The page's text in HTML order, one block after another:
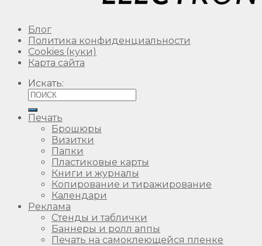
Блог
Политика конфиденциальности
Сookies (куки)
Карта сайта
Искать:
Печать
Брошюры
Визитки
Папки
Пластиковые карты
Книги и журналы
Копирование и тиражирование
Календари
Реклама
Стенды и таблички
Баннеры и ролл аппы
Печать на самоклеющейся пленке